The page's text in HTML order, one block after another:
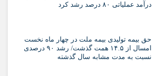
درآمد عملیاتی ۸۰ درصد رشد کرد
حق بیمه تولیدی بیمه ملت در چهار ماه نخست
امسال از ۱۴.۵ همت گذشت/ رشد ۹۰ درصدی
نسبت به مدت مشابه سال گذشته